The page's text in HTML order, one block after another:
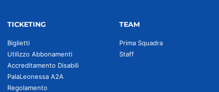
TICKETING
Biglietti
Utilizzo Abbonamenti
Accreditamento Disabili
PalaLeonessa A2A
Regolamento
TEAM
Prima Squadra
Staff